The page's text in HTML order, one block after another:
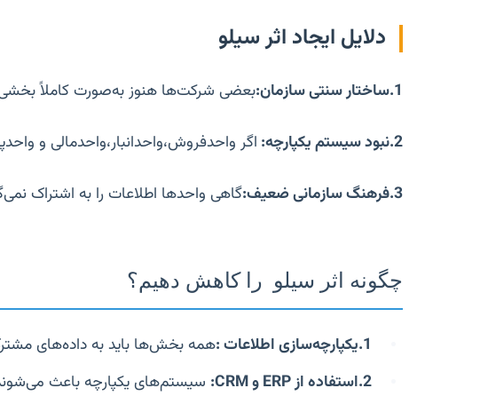
دلایل ایجاد اثر سیلو
1.ساختار سنتی سازمان: بعضی شرکت‌ها هنوز به‌صورت کاملاً
2.نبود سیستم یکپارچه: اگر واحدفروش،واحدانبار،واحدمالی و
3.فرهنگ سازمانی ضعیف:گاهی واحدها اطلاعات را به اشتراک
چگونه اثر سیلو را کاهش دهیم؟
1. یکپارچه‌سازی اطلاعات :همه بخش‌ها باید به داده‌های
2. استفاده از ERP و CRM:
سیستم‌های یکپارچه باعث